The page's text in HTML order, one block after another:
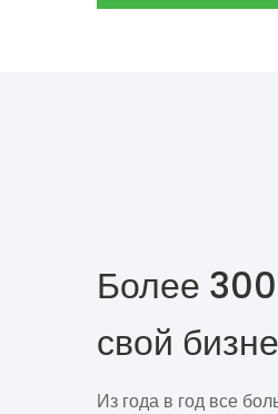
Более
свой
Из года в год все